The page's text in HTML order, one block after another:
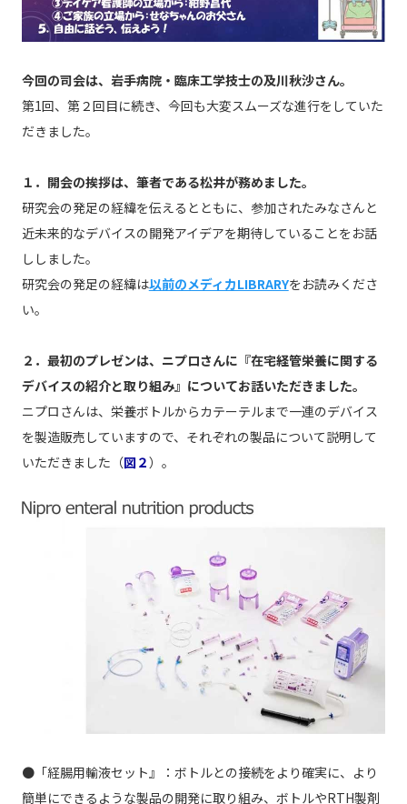
今回の司会は、岩手病院・臨床工学技士の及川秋沙さん。
第1回、第２回目に続き、今回も大変スムーズな進行をしていた
だきました。
１．開会の挨拶は、筆者である松井が務めました。
研究会の発足の経緯を伝えるとともに、参加されたみなさんと
近未来的なデバイスの開発アイデアを期待していることをお話
ししました。
研究会の発足の経緯は以前のメディカLIBRARYをお読みくださ
い。
２．最初のプレゼンは、ニプロさんに『在宅経管栄養に関する
デバイスの紹介と取り組み』についてお話いただきました。
ニプロさんは、栄養ボトルからカテーテルまで一連のデバイス
を製造販売していますので、それぞれの製品について説明して
いただきました（図２）。
●「経腸用輸液セット』：ボトルとの接続をより確実に、より
簡単にできるような製品の開発に取り組み、ボトルやRTH製剤